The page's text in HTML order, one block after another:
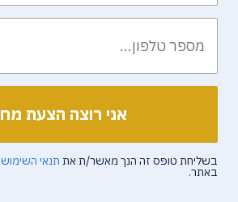
בשליחת טופס זה הנך מאשר/ת את תנאי השימוש
באתר.